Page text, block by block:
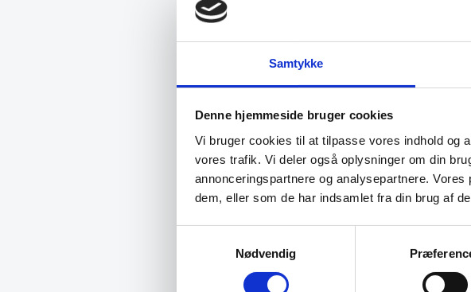
Samtykke
Denne hjemmeside bruger cookies
Vi bruger cookies til at tilpasse vores indhold og
vores trafik. Vi deler også oplysninger om din
annonceringspartnere og analysepartnere.
dem, eller som de har indsamlet fra din brug af
Nødvendig
Colmar terrassestol, Brun
Colmar havestol uden armlæn i Brun.